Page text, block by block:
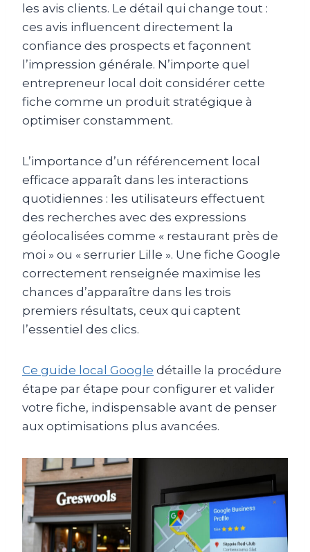
les avis clients. Le détail qui change tout :
ces avis influencent directement la
confiance des prospects et façonnent
l’impression générale. N’importe quel
entrepreneur local doit considérer cette
fiche comme un produit stratégique à
optimiser constamment.
L’importance d’un référencement local
efficace apparaît dans les interactions
quotidiennes : les utilisateurs effectuent
des recherches avec des expressions
géolocalisées comme « restaurant près de
moi » ou « serrurier Lille ». Une fiche Google
correctement renseignée maximise les
chances d’apparaître dans les trois
premiers résultats, ceux qui captent
l’essentiel des clics.
Ce guide local Google détaille la procédure
étape par étape pour configurer et valider
votre fiche, indispensable avant de penser
aux optimisations plus avancées.